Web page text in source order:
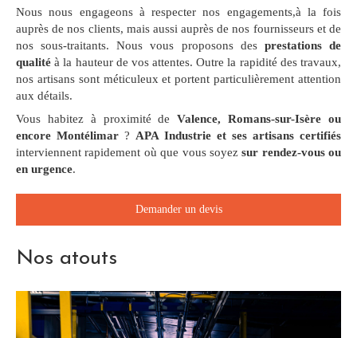
Nous nous engageons à respecter nos engagements,à la fois
auprès de nos clients, mais aussi auprès de nos fournisseurs et de
nos sous-traitants. Nous vous proposons des prestations de
qualité à la hauteur de vos attentes. Outre la rapidité des travaux,
nos artisans sont méticuleux et portent particulièrement attention
aux détails.
Vous habitez à proximité deValence, Romans-sur-Isère ou
encore Montélimar ? APA Industrie et ses artisans certifiés
interviennent rapidement où que vous soyezsur rendez-vous ou
en urgence.
Demander un devis
Nos atouts